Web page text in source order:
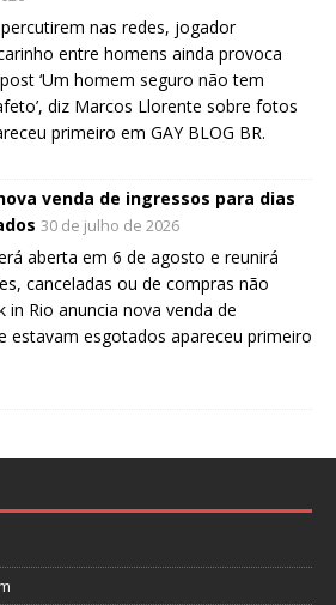
nas redes, jogador
entre homens ainda provoca
‘Um homem seguro não tem
diz Marcos Llorente sobre fotos
primeiro em GAY BLOG BR.
venda de ingressos para dias
30 de julho de 2026
aberta em 6 de agosto e reunirá
canceladas ou de compras não
in Rio anuncia nova venda de
estavam esgotados apareceu primeiro